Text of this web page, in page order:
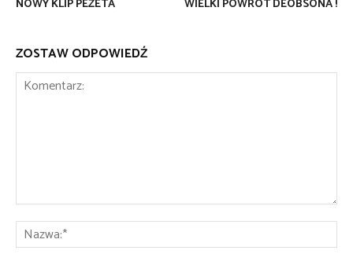
NOWY KLIP PEZETA WIELKI POWRÓT DEOBSONA !
ZOSTAW ODPOWIEDŹ